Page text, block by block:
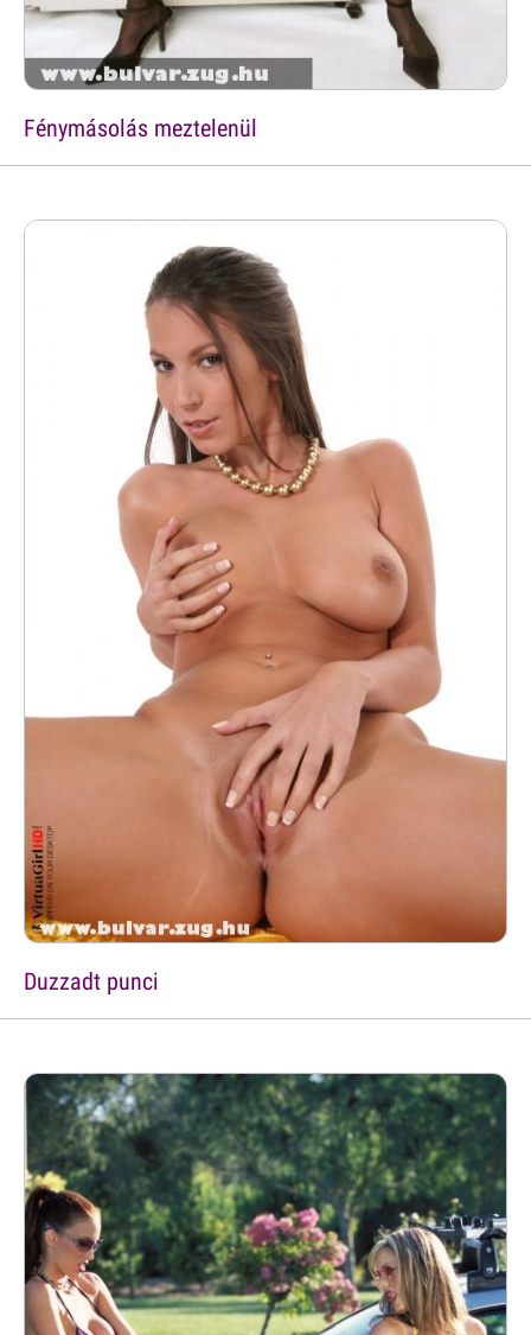
Fénymásolás meztelenül
Duzzadt punci